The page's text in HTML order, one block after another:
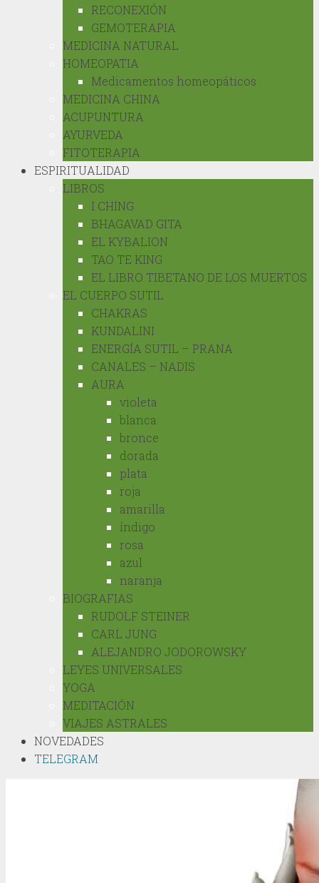
RECONEXIÓN
GEMOTERAPIA
MEDICINA NATURAL
HOMEOPATIA
Medicamentos homeopáticos
MEDICINA CHINA
ACUPUNTURA
AYURVEDA
FITOTERAPIA
ESPIRITUALIDAD
LIBROS
I CHING
BHAGAVAD GITA
EL KYBALION
TAO TE KING
EL LIBRO TIBETANO DE LOS MUERTOS
EL CUERPO SUTIL
CHAKRAS
KUNDALINI
ENERGÍA SUTIL – PRANA
CANALES – NADIS
AURA
violeta
blanca
bronce
dorada
plata
roja
amarilla
índigo
rosa
azul
naranja
BIOGRAFIAS
RUDOLF STEINER
CARL JUNG
ALEJANDRO JODOROWSKY
LEYES UNIVERSALES
YOGA
MEDITACIÓN
VIAJES ASTRALES
NOVEDADES
TELEGRAM